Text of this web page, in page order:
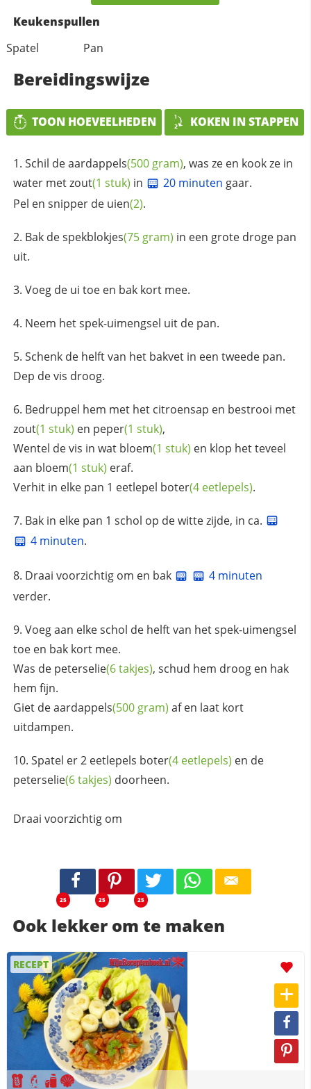
Keukenspullen
Spatel
Pan
Bereidingswijze
TOON HOEVEELHEDEN KOKEN IN STAPPEN
Schil deaardappels(500 gram), was ze en kook ze in
water metzout(1 stuk) in 20 minuten gaar.
Pel en snipper de uien(2).
Bak despekblokjes(75 gram) in een grote droge pan
uit.
Voeg de ui toe en bak kort mee.
Neem het spek-uimengsel uit de pan.
Schenk de helft van het bakvet in een tweede pan.
Dep de vis droog.
Bedruppel hem met het citroensap en bestrooi met
zout(1 stuk) en peper(1 stuk),
Wentel de vis in wat bloem(1 stuk) en klop het teveel
aan bloem(1 stuk) eraf.
Verhit in elke pan 1 eetlepel boter(4 eetlepels).
Bak in elke pan 1 schol op de witte zijde, in ca.
4 minuten.
Draai voorzichtig om en bak
4 minuten
verder.
Voeg aan elke schol de helft van het spek-uimengsel
toe en bak kort mee.
Was de peterselie(6 takjes), schud hem droog en hak
hem fijn.
Giet deaardappels(500 gram) af en laat kort
uitdampen.
Spatel er 2 eetlepels boter(4 eetlepels) en de
peterselie(6 takjes) doorheen.
Draai voorzichtig om
25 25 25
Ook lekker om te maken
RECEPT